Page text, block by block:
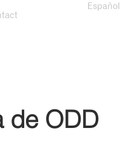
Español
de ODD